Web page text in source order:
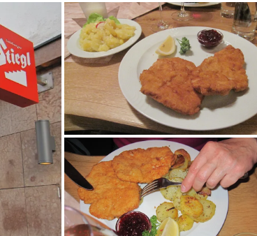
Bild melden
von Brigitte